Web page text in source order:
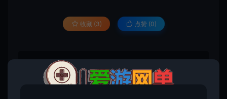
收藏 (3) 点赞 (0)
请仔细阅读本站免责申明，如不遵守，或无法接受，请勿访问或使用本网